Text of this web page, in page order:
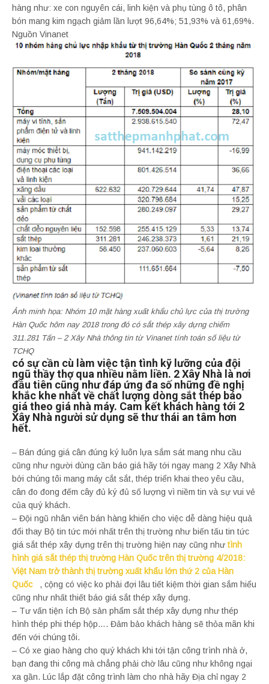
hàng như: xe con nguyên cái, linh kiện và phụ tùng ô tô, phân
bón mang kim ngạch giảm lần lượt 96,64%; 51,93% và 61,69%.
Nguồn Vinanet
Ảnh minh họa: Nhóm 10 mặt hàng xuất khẩu chủ lực của thị trường
Hàn Quốc hôm nay 2018 trong đó có sắt thép xây dựng chiếm
311.281 Tấn – 2 Xây Nhà thông tin từ Vinanet tính toán số liệu từ
TCHQ
có sự cần cù làm việc tận tình kỹ lưỡng của đội
ngũ thầy thợ qua nhiều nằm liền. 2 Xây Nhà là nơi
đầu tiên cũng như đáp ứng đa số những đề nghị
khắc khe nhất về chất lượng dòng sắt thép báo
giá theo giá nhà máy. Cam kết khách hàng tới 2
Xây Nhà người sử dụng sẽ thư thái an tâm hơn
hết.
– Bán đúng giá cân đúng ký luôn lựa sắm sát mang nhu cầu
cũng như người dùng cần báo giá hãy tới ngay mang 2 Xây Nhà
bởi chúng tôi mang máy cắt sắt, thép triển khai theo yêu cầu,
cân đo đong đếm cây đủ ký đủ số lượng vì niềm tin và sự vui vẻ
của quý khách.
– Đội ngũ nhân viên bán hàng khiến cho việc dễ dàng hiệu quả
đổi thay Bộ tin tức mới nhất trên thị trường như biến tấu tin tức
giá sắt thép xây dựng trên thị trường hiện nay cũng như tình
hình giá sắt thép thị trường Hàn Quốc trên thị trường 4/2018:
Việt Nam trở thành thị trường xuất khẩu lớn thứ 2 của Hàn
Quốc, cộng có việc ko phải đợi lâu tiết kiệm thời gian sắm hiểu
cũng như nhất thiết báo giá sắt thép xây dựng.
– Tư vấn tiện ích Bộ sản phẩm sắt thép xây dựng như thép
hình thép phi thép hộp…. Đảm bảo khách hàng sẽ thỏa mãn khi
đến với chúng tôi.
– Có xe giao hàng cho quý khách khi tới tận công trình nhà ở,
bạn đang thi công mà chẳng phải chờ lâu cũng như không ngại
xa gần. Lúc lắp đặt công trình làm cho nhà hãy Địa chỉ ngay 2